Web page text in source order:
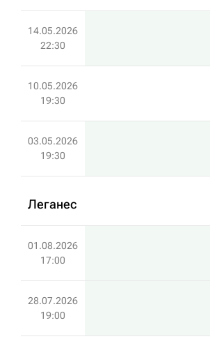
14.05.2026
22:30
10.05.2026
19:30
03.05.2026
19:30
Леганес
01.08.2026
17:00
28.07.2026
19:00